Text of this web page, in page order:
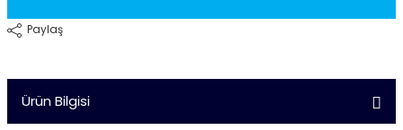
Paylaş
Ürün Bilgisi